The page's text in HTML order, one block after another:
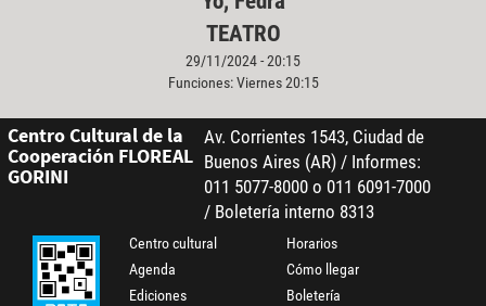
TEATRO
29/11/2024 - 20:15
Funciones: Viernes 20:15
Centro Cultural de la
Cooperación FLOREAL
GORINI
Av. Corrientes 1543, Ciudad de
Buenos Aires (AR) / Informes:
011 5077-8000 o 011 6091-7000
/ Boletería interno 8313
Centro cultural
Agenda
Ediciones
Horarios
Cómo llegar
Boletería